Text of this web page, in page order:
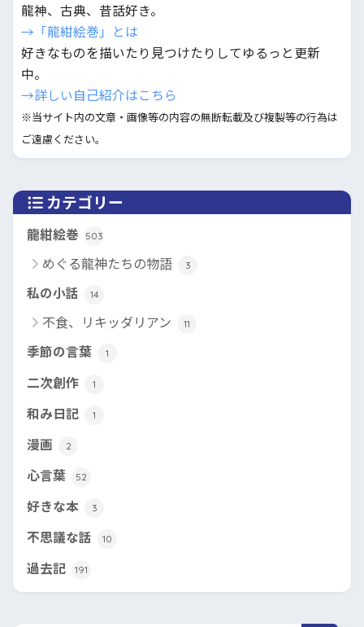
龍神、古典、昔話好き。
→「龍紺絵巻」とは
好きなものを描いたり見つけたりしてゆるっと更新
中。
→詳しい自己紹介はこちら
※当サイト内の文章・画像等の内容の無断転載及び複製等の行為は
ご遠慮ください。
カテゴリー
龍紺絵巻 503
めぐる龍神たちの物語 3
私の小話 14
不食、リキッダリアン 11
季節の言葉 1
二次創作 1
和み日記 1
漫画 2
心言葉 52
好きな本 3
不思議な話 10
過去記 191